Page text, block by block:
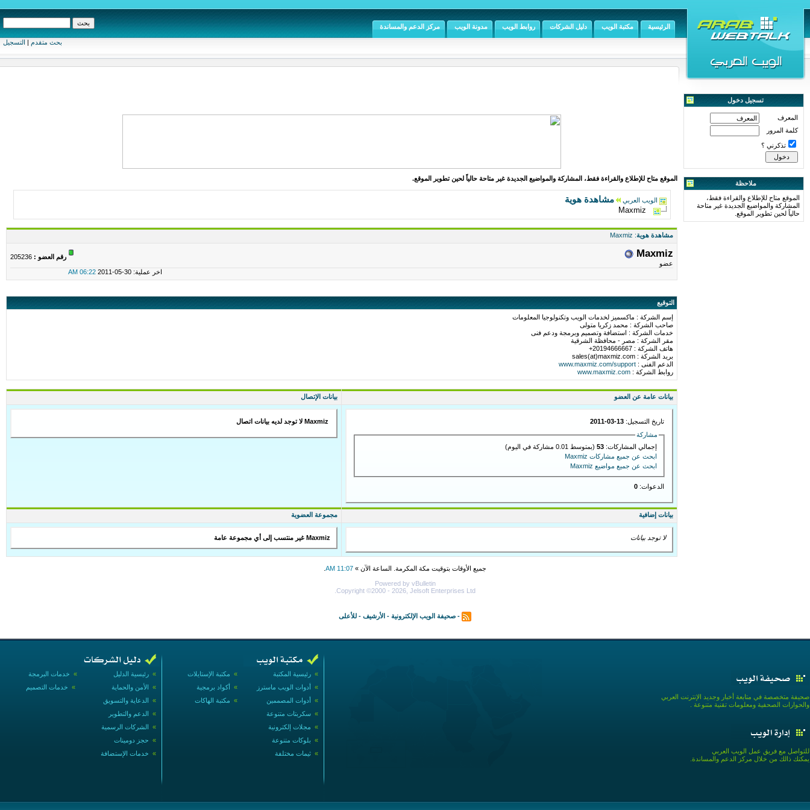
بحث متقدم | التسجيل
الرئيسية مكتبة الويب دليل الشركات روابط الويب مدونة الويب مركز الدعم والمساندة
تسجيل دخول
المعرف
كلمة المرور
تذكرني ؟
ملاحظة
الموقع متاح للإطلاع والقراءة فقط،
المشاركة والمواضيع الجديدة غير متاحة
حالياً لحين تطوير الموقع.
الموقع متاح للإطلاع والقراءة فقط، المشاركة والمواضيع الجديدة غير متاحة حالياً لحين تطوير الموقع.
الويب العربي مشاهدة هوية
مشاهدة هوية: Maxmiz
Maxmiz
عضو
رقم العضو :
اخر عملية: 30-05-2011 06:22 AM
التوقيع
إسم الشركة : ماكسميز لخدمات الويب وتكنولوجيا المعلومات
صاحب الشركة : محمد زكريا متولى
خدمات الشركة : استضافة وتصميم وبرمجة ودعم فنى
مقر الشركة : مصر - محافظة الشرقية
هاتف الشركة : 20194666667+
بريد الشركة : sales(at)maxmiz.com
الدعم الفنى : www.maxmiz.com/support
روابط الشركة : www.maxmiz.com
بيانات عامة عن العضو بيانات الإتصال
تاريخ التسجيل: 13-03-2011
مشاركة
إجمالي المشاركات:53 (بمتوسط 0.01 مشاركة في اليوم)
ابحث عن جميع مشاركات Maxmiz
ابحث عن جميع مواضيع Maxmiz
الدعوات: 0
Maxmiz لا توجد لديه بيانات اتصال
بيانات إضافية مجموعة العضوية
لا توجد بيانات Maxmiz غير منتسب إلى أي مجموعة عامة
جميع الأوقات بتوقيت مكة المكرمة. الساعة الآن » 11:07 AM
Powered by vBulletin
Copyright ©2000 - 2026, Jelsoft Enterprises Ltd.
- صحيفة الويب الإلكترونية - الأرشيف - للأعلى
» خدمات البرمجة » رئيسية الدليل
» خدمات التصميم » الأمن والحماية
» الدعاية والتسويق
» الدعم والتطوير
» الشركات الرسمية
» حجز دومينات
» خدمات الإستضافة
» مكتبة الإستايلات » رئيسية المكتبة
» أكواد برمجية » أدوات الويب ماسترز
» مكتبة الهاكات » أدوات المصممين
» سكربتات متنوعة
» مجلات إلكترونية
» بلوكات متنوعة
» ثيمات مختلفة
صحيفة متخصصة في متابعة أخبار وجديد الإنترنت العربي
والحوارات الصحفية ومعلومات تقنية متنوعة .
للتواصل مع فريق عمل الويب العربي
يمكنك ذالك من خلال مركز الدعم والمساندة.